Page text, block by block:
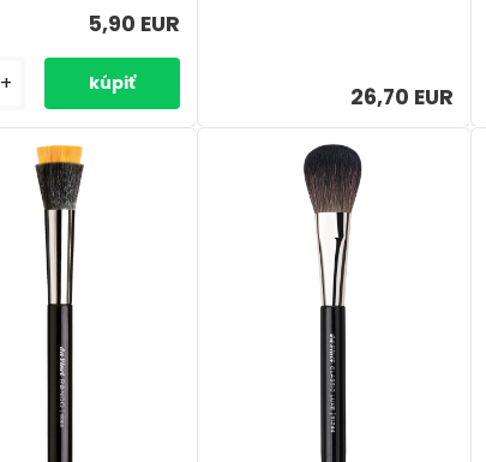
5,90 EUR
+ 26,70 EUR